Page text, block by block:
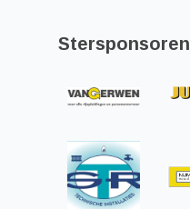
Stersponsoren